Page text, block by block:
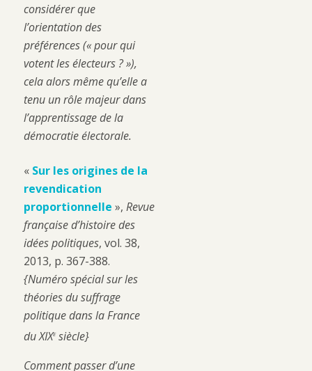
considérer que
l’orientation des
préférences (« pour qui
votent les électeurs ? »),
cela alors même qu’elle a
tenu un rôle majeur dans
l’apprentissage de la
démocratie électorale.
« Sur les origines de la
revendication
proportionnelle », Revue
française d’histoire des
idées politiques, vol. 38,
2013, p. 367-388.
{Numéro spécial sur les
théories du suffrage
politique dans la France
du XIXesiècle}
Comment passer d’une